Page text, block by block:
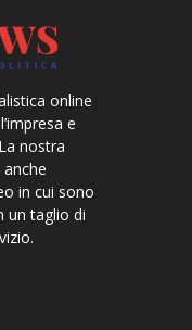
online
e
nostra
in cui sono
un taglio di